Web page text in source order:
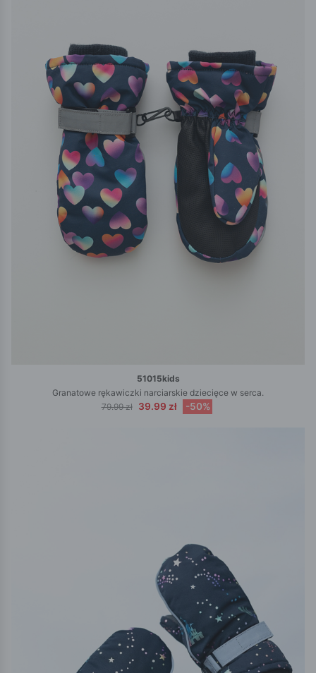
51015kids
Granatowe rękawiczki narciarskie dziecięce w serca.
79.99 zł
39.99 zł -50%